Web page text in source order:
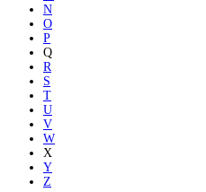
N
O
P
Q
R
S
T
U
V
W
X
Y
Z